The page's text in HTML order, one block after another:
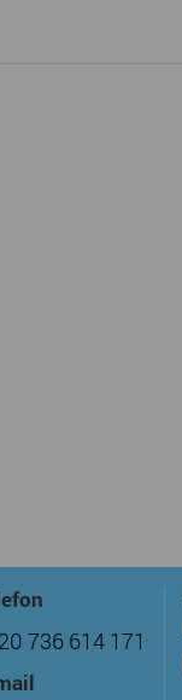
736 614 171